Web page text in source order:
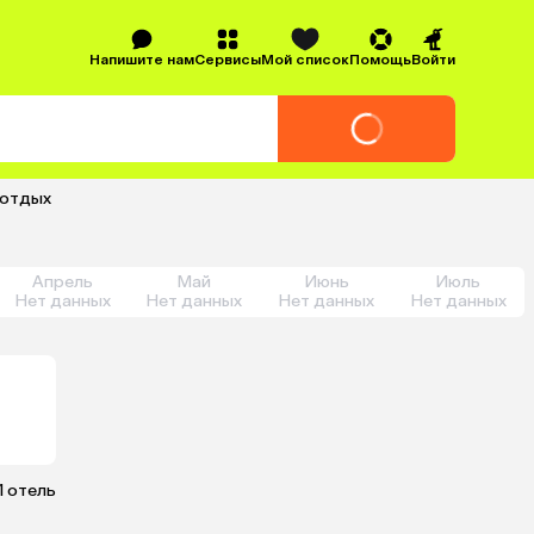
Напишите намСервисыМой списокПомощьВойти
Апрель
Нет данных
Май
Нет данных
Июнь
Нет данных
Июль
Нет данных
отель